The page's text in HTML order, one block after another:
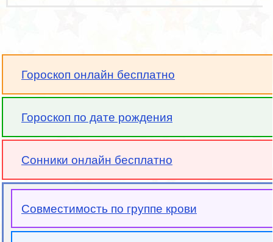
Гороскоп онлайн бесплатно
Гороскоп по дате рождения
Сонники онлайн бесплатно
Совместимость по группе крови